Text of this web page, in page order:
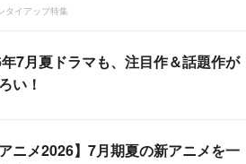
タイアップ特集
7月夏ドラマも、注目作＆話題作が
い！
アニメ2026】7月期夏の新アニメを一